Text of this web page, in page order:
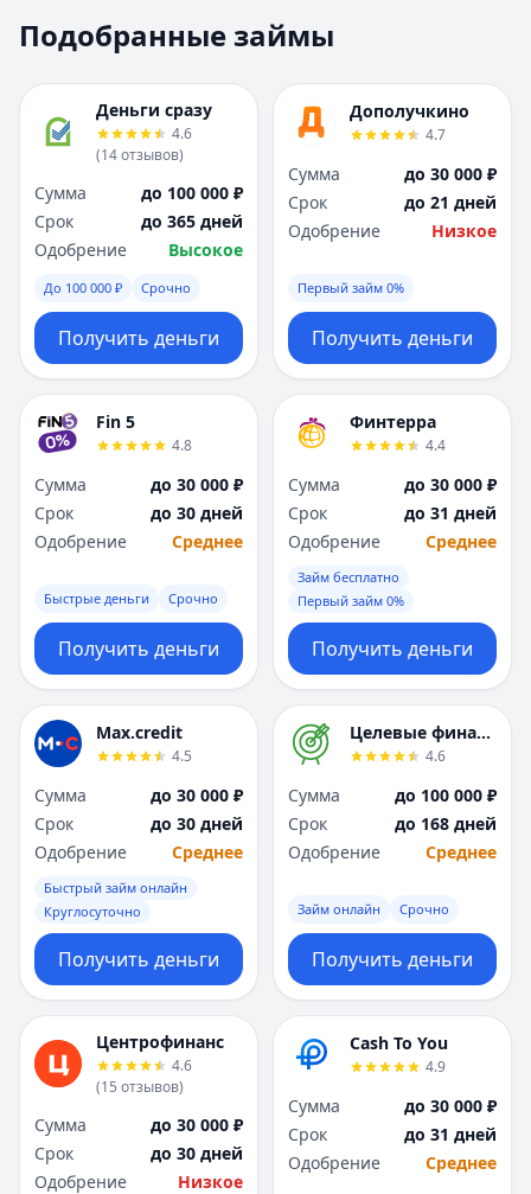
Набережные Челны
Нижний Новгород
Новокузнецк
Новосибирск
Омск
П
Пенза
Пермь
Р
Ростов-на-Дону
Рязань
С
Самара
Санкт-Петербург
Саратов
Сочи
Сургут
Т
Тверь
Тольятти
Томск
Тула
Тюмень
Ульяновск
Х
Хабаровск
Ч
Чебоксары
Челябинск
Чита
Я
Ярославль
Вся Россия
Набережные
Нижний Новгород
Новокузнецк
Новосибирск
Омск
Пенза
Пермь
Р
Ростов-на-Дону
Рязань
С
Самара
Санкт-Петербург
Саратов
Сочи
Сургут
Т
Тверь
Тольятти
Томск
Тула
Тюмень
Ульяновск
Х
Хабаровск
Ч
Чебоксары
Челябинск
Чита
Я
Ярославль
Вся Россия
Подобранные займы
Деньги сразу
4.6
(14отзывов)
Сумма
до 100 000 ₽
Срок
до 365 дней
Одобрение
Высокое
До 100 000 ₽ Срочно
Получить деньги
Дополучкино
4.7
Сумма
до 30 000 ₽
Срок
до 21 дней
Одобрение
Низкое
Первый займ 0%
Получить деньги
Fin 5
4.8
Сумма
до 30 000 ₽
Срок
до 30 дней
Одобрение
Среднее
Быстрые деньги Срочно
Получить деньги
Финтерра
4.4
Сумма
до 30 000 ₽
Срок
до 31 дней
Одобрение
Среднее
Займ бесплатно
Первый займ 0%
Получить деньги
Max.credit
4.5
Сумма
до 30 000 ₽
Срок
до 30 дней
Одобрение
Среднее
Быстрый займ онлайн
Круглосуточно
Получить деньги
Целевые финансы
4.6
Сумма
до 100 000 ₽
Срок
до 168 дней
Одобрение
Среднее
Займ онлайн Срочно
Получить деньги
Центрофинанс
4.6
(15 отзывов)
Сумма
до 30 000 ₽
Срок
до 30 дней
Одобрение
Низкое
Cash To You
4.9
Сумма
до 30 000 ₽
Срок
до 31 дней
Одобрение
Среднее